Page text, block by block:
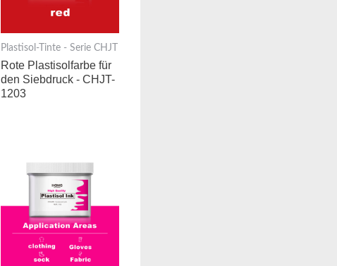
Plastisol-Tinte - Serie CHJT
Rote Plastisolfarbe für
den Siebdruck - CHJT-
1203